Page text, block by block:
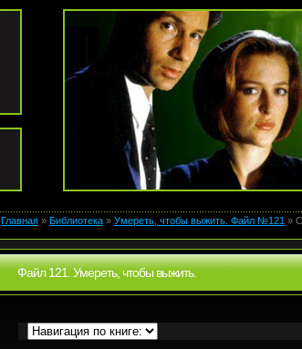
Главная » Библиотека » Умереть, чтобы выжить. Файл №121 »
Файл 121. Умереть, чтобы выжить.